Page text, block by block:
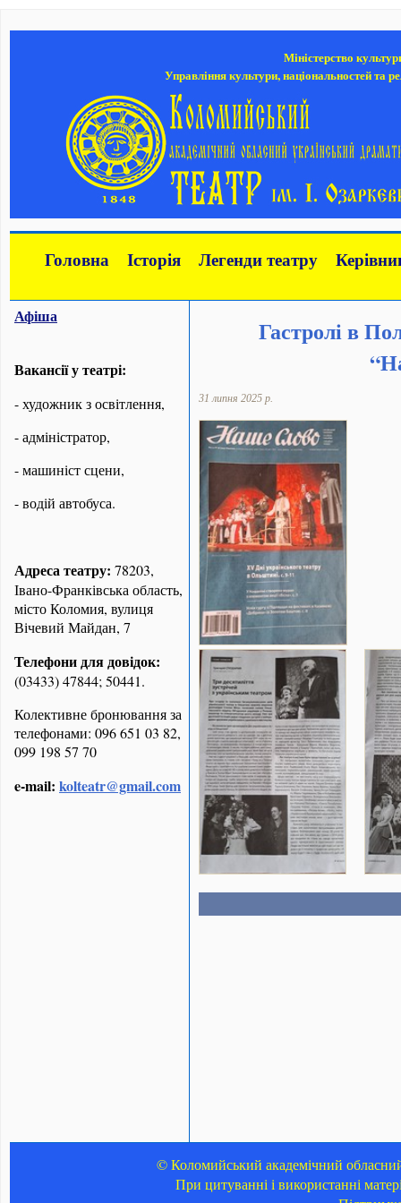
Міністерство
Управління культури, національностей та
Головна Історія Легенди театру
Афіша
Вакансії у театрі:
- художник з освітлення,
- адміністратор,
- машиніст сцени,
- водій автобуса.
Адреса театру: 78203,
Івано-Франківська область,
місто Коломия, вулиця
Вічевий Майдан, 7
Телефони для довідок:
(03433) 47844; 50441.
Колективне бронювання за
телефонами: 096 651 03 82,
099 198 57 70
e-mail: kolteatr@gmail.com
Гастролі в
31 липня 2025 р.
© Коломийський академічний
При цитуванні і використанні